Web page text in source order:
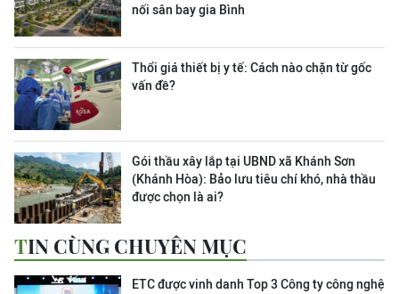
nối sân bay gia Bình
Thổi giá thiết bị y tế: Cách nào chặn từ gốc
vấn đề?
Gói thầu xây lắp tại UBND xã Khánh Sơn
(Khánh Hòa): Bảo lưu tiêu chí khó, nhà thầu
được chọn là ai?
TIN CÙNG CHUYÊN MỤC
ETC được vinh danh Top 3 Công ty công nghệ